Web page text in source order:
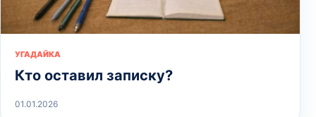
УГАДАЙКА
Кто оставил записку?
01.01.2026